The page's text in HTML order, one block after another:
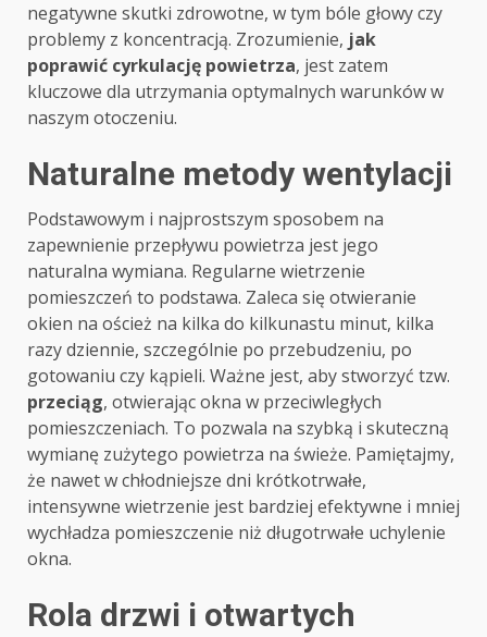
negatywne skutki zdrowotne, w tym bóle głowy czy
problemy z koncentracją. Zrozumienie, jak
poprawić cyrkulację powietrza, jest zatem
kluczowe dla utrzymania optymalnych warunków w
naszym otoczeniu.
Naturalne metody wentylacji
Podstawowym i najprostszym sposobem na
zapewnienie przepływu powietrza jest jego
naturalna wymiana. Regularne wietrzenie
pomieszczeń to podstawa. Zaleca się otwieranie
okien na oścież na kilka do kilkunastu minut, kilka
razy dziennie, szczególnie po przebudzeniu, po
gotowaniu czy kąpieli. Ważne jest, aby stworzyć tzw.
przeciąg, otwierając okna w przeciwległych
pomieszczeniach. To pozwala na szybką i skuteczną
wymianę zużytego powietrza na świeże. Pamiętajmy,
że nawet w chłodniejsze dni krótkotrwałe,
intensywne wietrzenie jest bardziej efektywne i mniej
wychładza pomieszczenie niż długotrwałe uchylenie
okna.
Rola drzwi i otwartych